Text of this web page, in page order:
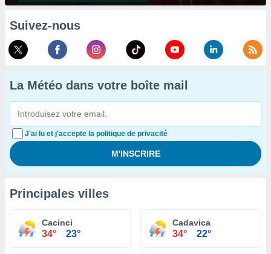
Suivez-nous
La Météo dans votre boîte mail
J'ai lu et j'accepte la politique de privacité
Principales villes
Cacinci
34° 23°
Cadavica
34° 22°